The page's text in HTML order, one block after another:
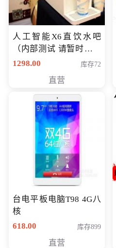
人工智能X6直饮水吧
（内部测试 请暂时不要
购买）
1298.00 库存72
直营
台电平板电脑T98 4G八
核
618.00
库存899
直营